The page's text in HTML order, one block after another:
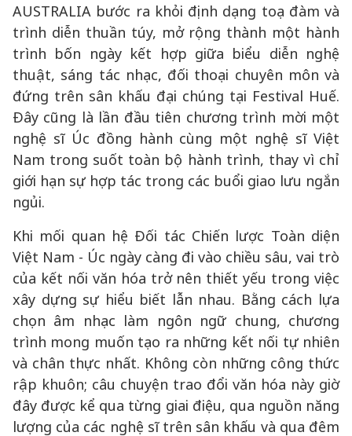
AUSTRALIA bước ra khỏi định dạng toạ đàm và
trình diễn thuần túy, mở rộng thành một hành
trình bốn ngày kết hợp giữa biểu diễn nghệ
thuật, sáng tác nhạc, đối thoại chuyên môn và
đứng trên sân khấu đại chúng tại Festival Huế.
Đây cũng là lần đầu tiên chương trình mời một
nghệ sĩ Úc đồng hành cùng một nghệ sĩ Việt
Nam trong suốt toàn bộ hành trình, thay vì chỉ
giới hạn sự hợp tác trong các buổi giao lưu ngắn
ngủi.
Khi mối quan hệ Đối tác Chiến lược Toàn diện
Việt Nam - Úc ngày càng đi vào chiều sâu, vai trò
của kết nối văn hóa trở nên thiết yếu trong việc
xây dựng sự hiểu biết lẫn nhau. Bằng cách lựa
chọn âm nhạc làm ngôn ngữ chung, chương
trình mong muốn tạo ra những kết nối tự nhiên
và chân thực nhất. Không còn những công thức
rập khuôn; câu chuyện trao đổi văn hóa này giờ
đây được kể qua từng giai điệu, qua nguồn năng
lượng của các nghệ sĩ trên sân khấu và qua đêm